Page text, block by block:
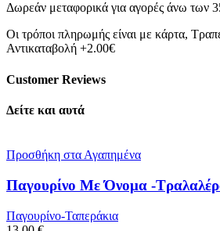
Δωρεάν μεταφορικά για αγορές άνω των
Οι τρόποι πληρωμής είναι με κάρτα,
Αντικαταβολή +2.00€
Customer Reviews
Δείτε και αυτά
Προσθήκη στα Αγαπημένα
Παγουρίνο Με Όνομα -
Παγουρίνο-Ταπεράκια